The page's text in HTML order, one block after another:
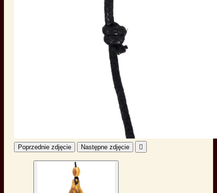
Poprzednie zdjęcie Następne zdjęcie 